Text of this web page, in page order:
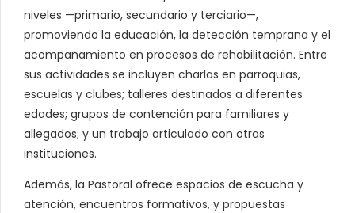
niveles —primario, secundario y terciario—,
promoviendo la educación, la detección temprana y el
acompañamiento en procesos de rehabilitación. Entre
sus actividades se incluyen charlas en parroquias,
escuelas y clubes; talleres destinados a diferentes
edades; grupos de contención para familiares y
allegados; y un trabajo articulado con otras
instituciones.
Además, la Pastoral ofrece espacios de escucha y
atención, encuentros formativos, y propuestas